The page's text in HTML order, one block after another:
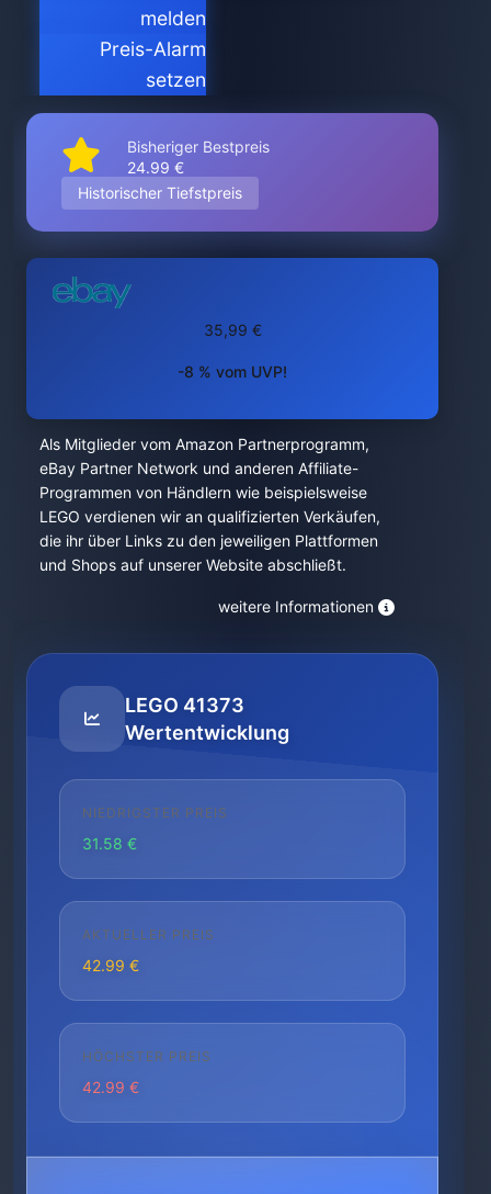
melden
Preis-Alarm
setzen
Bisheriger Bestpreis
24.99 €
Historischer Tiefstpreis
35,99 €
-8 % vom UVP!
Als Mitglieder vom Amazon Partnerprogramm,
eBay Partner Network und anderen Affiliate-
Programmen von Händlern wie beispielsweise
LEGO verdienen wir an qualifizierten Verkäufen,
die ihr über Links zu den jeweiligen Plattformen
und Shops auf unserer Website abschließt.
weitere Informationen
LEGO 41373
Wertentwicklung
NIEDRIGSTER PREIS
31.58 €
AKTUELLER PREIS
42.99 €
HÖCHSTER PREIS
42.99 €